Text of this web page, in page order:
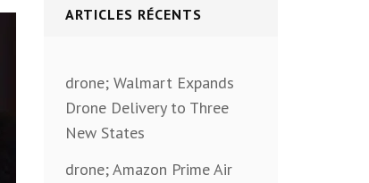
ARTICLES RÉCENTS
drone; Walmart Expands
Drone Delivery to Three
New States
drone; Amazon Prime Air